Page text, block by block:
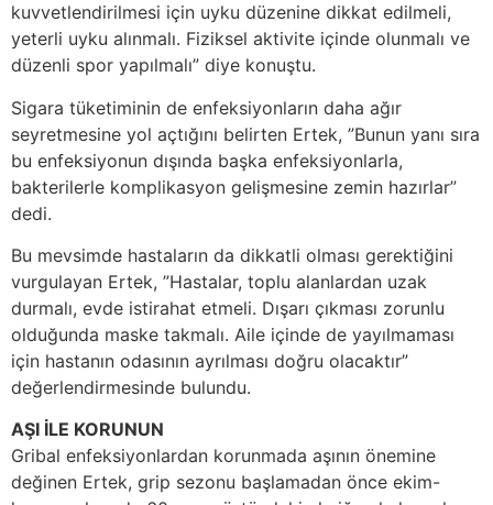
kuvvetlendirilmesi için uyku düzenine dikkat edilmeli,
yeterli uyku alınmalı. Fiziksel aktivite içinde olunmalı ve
düzenli spor yapılmalı” diye konuştu.
Sigara tüketiminin de enfeksiyonların daha ağır
seyretmesine yol açtığını belirten Ertek, ”Bunun yanı sıra
bu enfeksiyonun dışında başka enfeksiyonlarla,
bakterilerle komplikasyon gelişmesine zemin hazırlar”
dedi.
Bu mevsimde hastaların da dikkatli olması gerektiğini
vurgulayan Ertek, ”Hastalar, toplu alanlardan uzak
durmalı, evde istirahat etmeli. Dışarı çıkması zorunlu
olduğunda maske takmalı. Aile içinde de yayılmaması
için hastanın odasının ayrılması doğru olacaktır”
değerlendirmesinde bulundu.
AŞI İLE KORUNUN
Gribal enfeksiyonlardan korunmada aşının önemine
değinen Ertek, grip sezonu başlamadan önce ekim-